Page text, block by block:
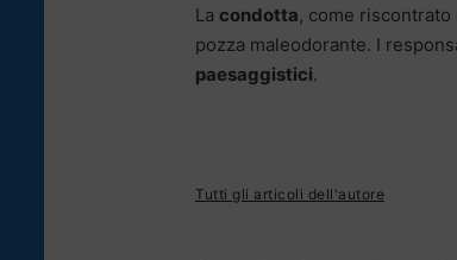
La condotta, come
pozza maleodorante. I
paesaggistici.
Tutti gli articoli dell'autore